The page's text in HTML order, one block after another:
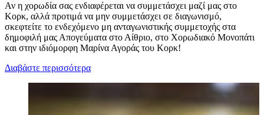
Αν η χορωδία σας ενδιαφέρεται να συμμετάσχει μαζί μας στο
Κορκ, αλλά προτιμά να μην συμμετάσχει σε διαγωνισμό,
σκεφτείτε το ενδεχόμενο μη ανταγωνιστικής συμμετοχής στα
δημοφιλή μας Απογεύματα στο Αίθριο, στο Χορωδιακό Μονοπάτι
και στην ιδιόμορφη Μαρίνα Αγοράς του Κορκ!
Διαβάστε περισσότερα